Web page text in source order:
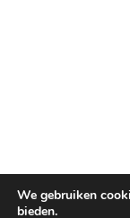
We gebruiken
bieden.